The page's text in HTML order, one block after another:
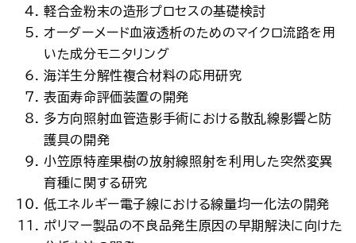
軽合金粉末の造形プロセスの基礎検討
オーダーメード血液透析のためのマイクロ流路を用
いた成分モニタリング
海洋生分解性複合材料の応用研究
表面寿命評価装置の開発
多方向照射血管造影手術における散乱線影響と防
護具の開発
小笠原特産果樹の放射線照射を利用した突然変異
育種に関する研究
低エネルギー電子線における線量均一化法の開発
ポリマー製品の不良品発生原因の早期解決に向けた